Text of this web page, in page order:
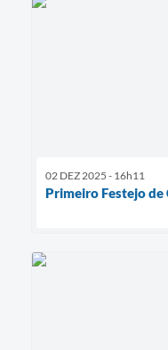
02 DEZ 2025 - 16h11
Primeiro Festejo